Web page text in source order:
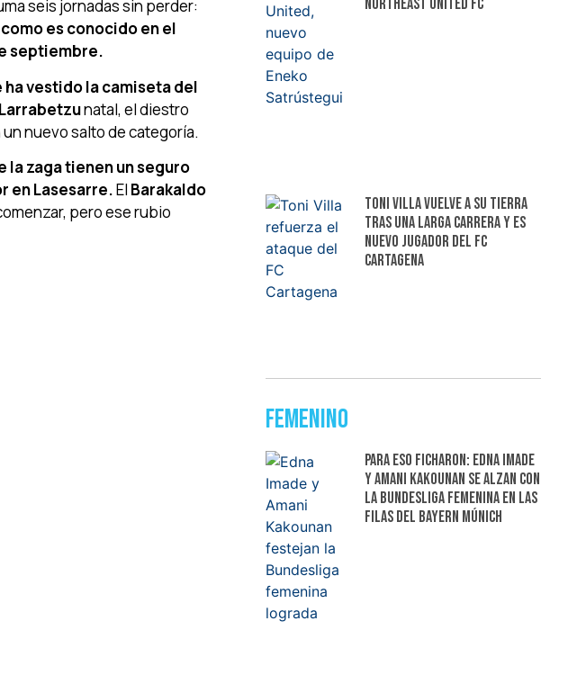
seis jornadas sin perder:
como es conocido en el
septiembre.
vestido la camiseta del
Larrabetzunatal, el diestro
nuevo salto de categoría.
la zaga tienen un seguro
en Lasesarre.El Barakaldo
pero ese rubio
NorthEast United FC
Toni Villa vuelve a su tierra
tras una larga carrera y es
nuevo jugador del FC
Cartagena
Femenino
Para eso ficharon: Edna Imade
y Amani Kakounan se alzan con
la Bundesliga femenina en las
filas del Bayern Múnich